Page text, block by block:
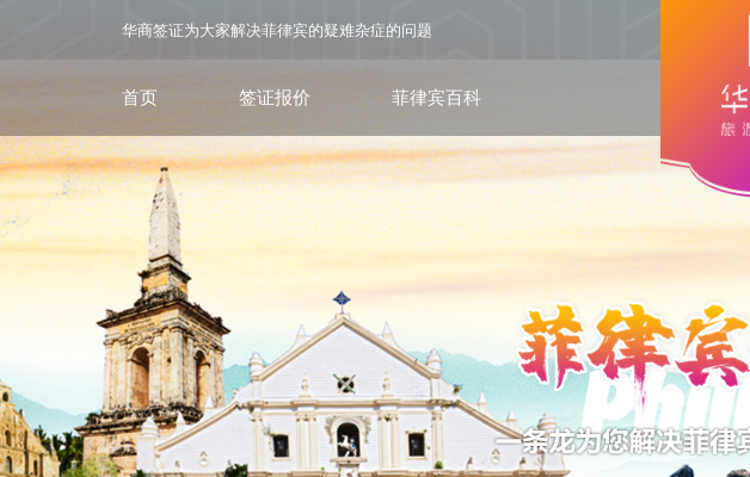
华商签证为大家解决菲律宾的疑难杂症的问题
首页 签证报价 菲律宾百科